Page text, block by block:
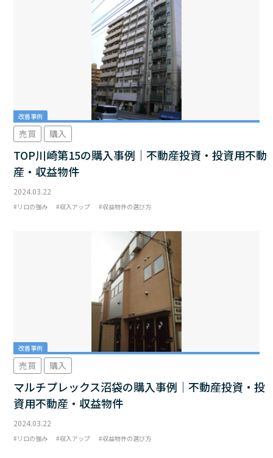
改善事例
売買 購入
TOP川崎第15の購入事例｜不動産投資・投資用不動
産・収益物件
2024.03.22
リロの強み 収入アップ 収益物件の選び方
改善事例
売買 購入
マルチプレックス沼袋の購入事例｜不動産投資・投
資用不動産・収益物件
2024.03.22
リロの強み 収入アップ 収益物件の選び方